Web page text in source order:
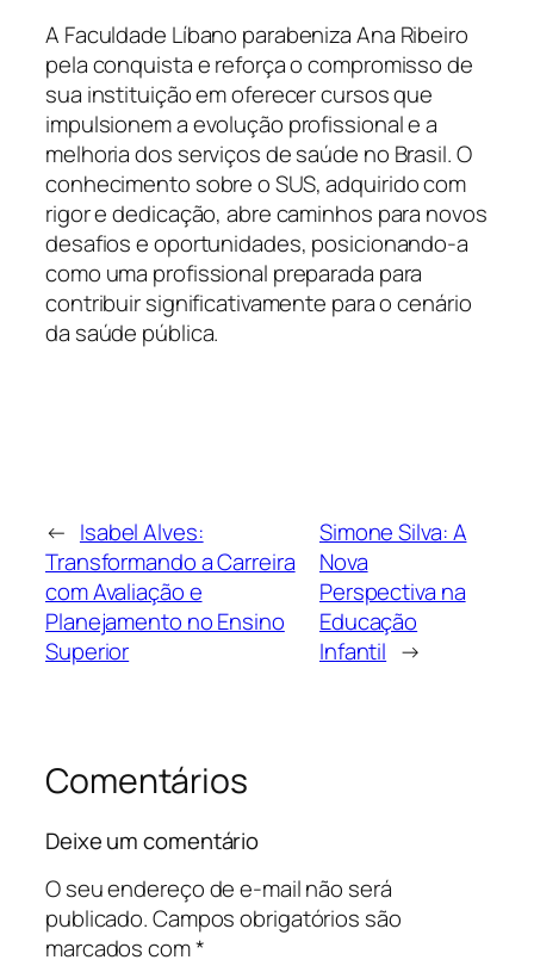
A Faculdade Líbano parabeniza Ana Ribeiro
pela conquista e reforça o compromisso de
sua instituição em oferecer cursos que
impulsionem a evolução profissional e a
melhoria dos serviços de saúde no Brasil. O
conhecimento sobre o SUS, adquirido com
rigor e dedicação, abre caminhos para novos
desafios e oportunidades, posicionando-a
como uma profissional preparada para
contribuir significativamente para o cenário
da saúde pública.
← Isabel Alves:
Transformando a Carreira
com Avaliação e
Planejamento no Ensino
Superior
Simone Silva: A
Nova
Perspectiva na
Educação
Infantil →
Comentários
Deixe um comentário
O seu endereço de e-mail não será
publicado.Campos obrigatórios são
marcados com*